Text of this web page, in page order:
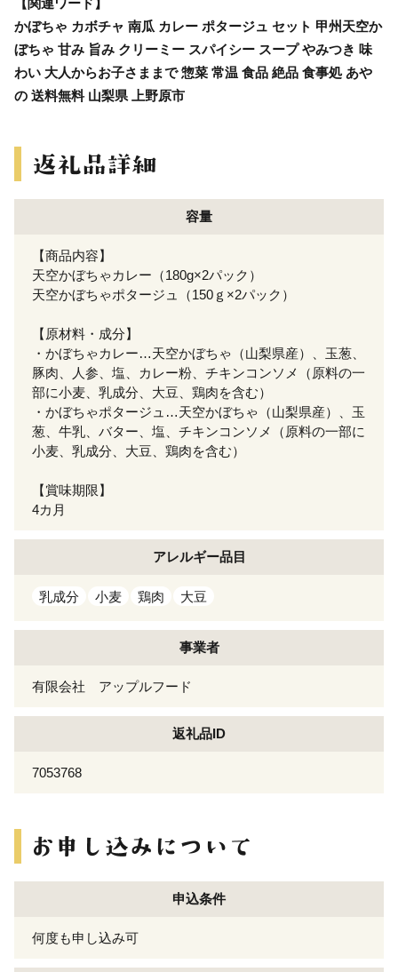
かぼちゃ カボチャ 南瓜 カレー ポタージュ セット 甲州天空か
ぼちゃ 甘み 旨み クリーミー スパイシー スープ やみつき 味
わい 大人からお子さままで 惣菜 常温 食品 絶品 食事処 あや
の 送料無料 山梨県 上野原市
容量
【商品内容】
天空かぼちゃカレー（180g×2パック）
天空かぼちゃポタージュ（150ｇ×2パック）
【原材料・成分】
・かぼちゃカレー…天空かぼちゃ（山梨県産）、玉葱、
豚肉、人参、塩、カレー粉、チキンコンソメ（原料の一
部に小麦、乳成分、大豆、鶏肉を含む）
・かぼちゃポタージュ…天空かぼちゃ（山梨県産）、玉
葱、牛乳、バター、塩、チキンコンソメ（原料の一部に
小麦、乳成分、大豆、鶏肉を含む）
【賞味期限】
4カ月
アレルギー品目
乳成分 小麦 鶏肉 大豆
事業者
有限会社 アップルフード
返礼品ID
7053768
申込条件
何度も申し込み可